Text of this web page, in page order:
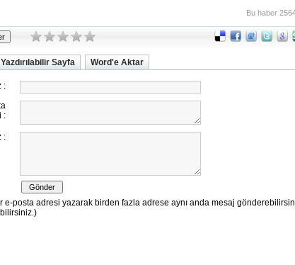
Bu haber
Yazdırılabilir Sayfa Word'e Aktar